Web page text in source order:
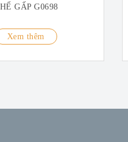
GẤP G0698
Xem thêm